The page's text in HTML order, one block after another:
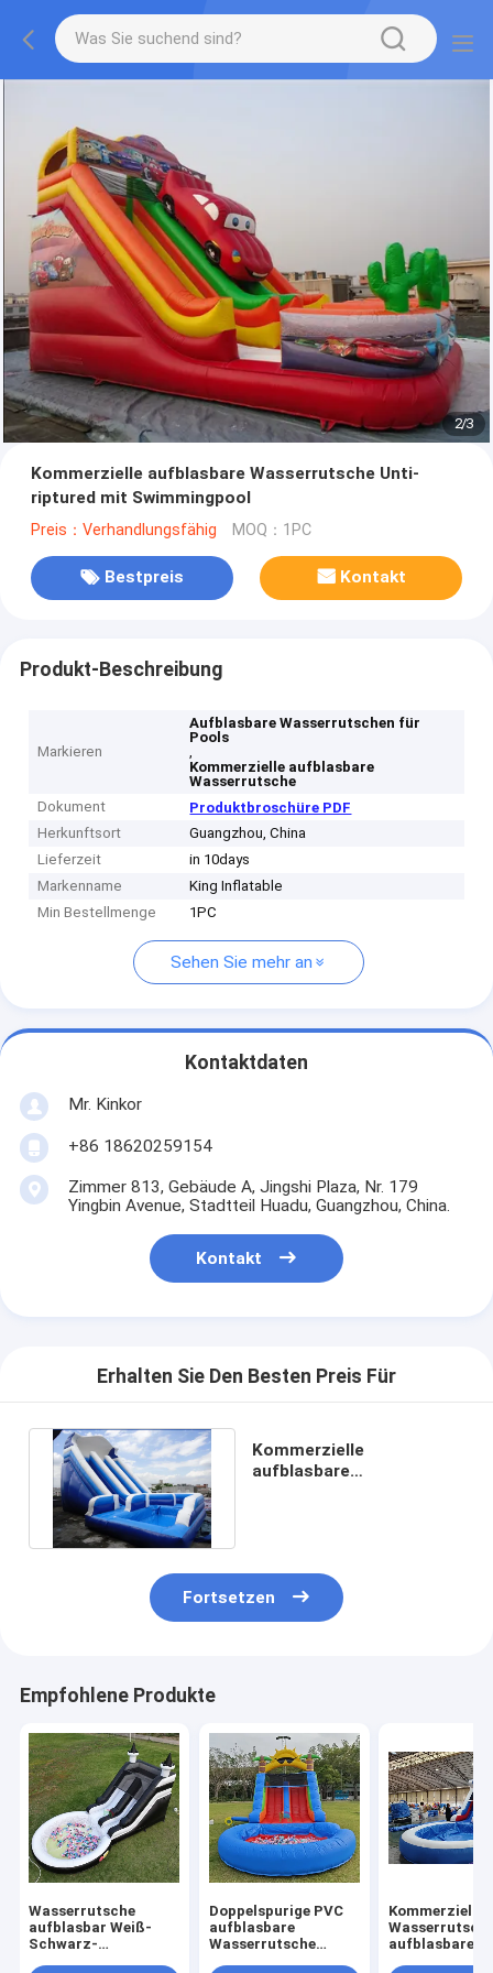
2/3
Kommerzielle aufblasbare Wasserrutsche Unti-
riptured mit Swimmingpool
Preis：Verhandlungsfähig MOQ：1PC
Bestpreis Kontakt
Produkt-Beschreibung
Markieren
Aufblasbare Wasserrutschen für
Pools
,
Kommerzielle aufblasbare
Wasserrutsche
Dokument
Produktbroschüre PDF
Herkunftsort
Guangzhou, China
Lieferzeit
in 10days
Markenname
King Inflatable
Min Bestellmenge
1PC
Sehen Sie mehr an
Kontaktdaten
Mr. Kinkor
+86 18620259154
Zimmer 813, Gebäude A, Jingshi Plaza, Nr. 179
Yingbin Avenue, Stadtteil Huadu, Guangzhou, China.
Kontakt
Erhalten Sie Den Besten Preis Für
Kommerzielle
aufblasbare
Fortsetzen
Empfohlene Produkte
Wasserrutsche
aufblasbar Weiß-
Schwarz-
Doppelspurige PVC
aufblasbare
Wasserrutsche
Kommerzielle
aufblasbare